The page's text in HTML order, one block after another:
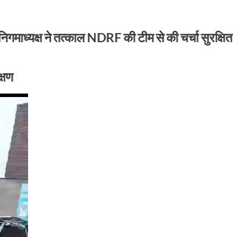
ने तत्काल NDRF की टीम से की चर्चा सुरक्षित